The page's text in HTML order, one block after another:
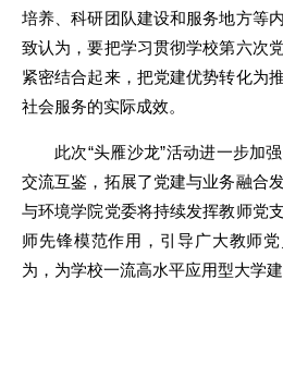
培养、科研团队建设和服务地方等
致认为，要把学习贯彻学校第六次
紧密结合起来，把党建优势转化为
社会服务的实际成效。
此次“头雁沙龙”活动进一步加
交流互鉴，拓展了党建与业务融合
与环境学院党委将持续发挥教师党
师先锋模范作用，引导广大教师
为，为学校一流高水平应用型大学建